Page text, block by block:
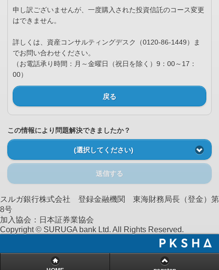
申し訳ございませんが、一度購入された投資信託のコース変更
はできません。
詳しくは、資産コンサルティングデスク（0120-86-1449）ま
でお問い合わせください。
（お電話承り時間：月～金曜日（祝日を除く）9：00～17：
00）
戻る
この情報により問題解決できましたか？
(選択してください)
送信する
スルガ銀行株式会社 登録金融機関 東海財務局長（登金）第
8号
加入協会：日本証券業協会
Copyright © SURUGA bank Ltd. All Rights Reserved.